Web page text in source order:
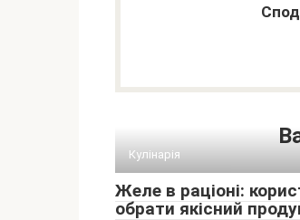
Кулінарія
Желе в раціоні:
обрати якісний